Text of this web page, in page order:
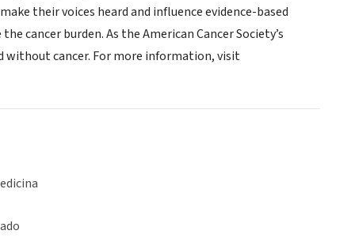
their voices heard and influence evidence-based
cancer burden. As the American Cancer Society’s
without cancer. For more information, visit